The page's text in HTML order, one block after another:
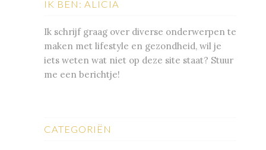
IK BEN: ALICIA
Ik schrijf graag over diverse onderwerpen te
maken met lifestyle en gezondheid, wil je
iets weten wat niet op deze site staat? Stuur
me een berichtje!
CATEGORIËN